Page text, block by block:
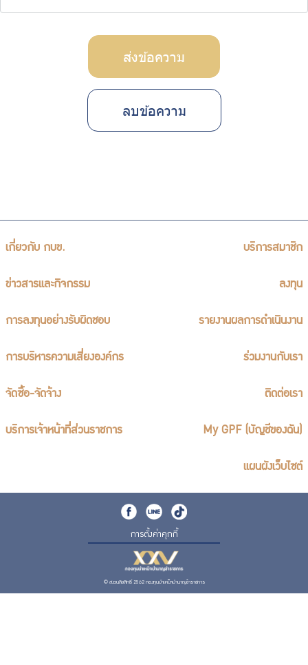
ส่งข้อความ
ลบข้อความ
เกี่ยวกับ กบข. บริการสมาชิก
ข่าวสารและกิจกรรม ลงทุน
การลงทุนอย่างรับผิดชอบ รายงานผลการดำเนินงาน
การบริหารความเสี่ยงองค์กร ร่วมงานกับเรา
จัดซื้อ-จัดจ้าง ติดต่อเรา
บริการเจ้าหน้าที่ส่วนราชการ My GPF (บัญชีของฉัน)
แผนผังเว็บไซต์
การตั้งค่าคุกกี้
© สงวนลิขสิทธิ์ 2562 กองทุนบำเหน็จบำนาญข้าราชการ